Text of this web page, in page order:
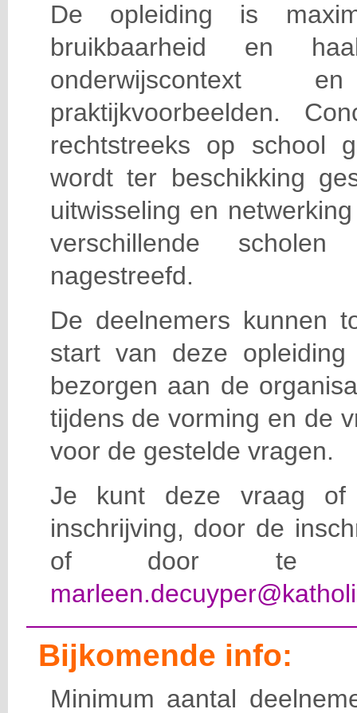
De opleiding is
bruikbaarheid en
praktijkvoorbeelden.
rechtstreeks op school
wordt ter beschikking
uitwisseling en
verschillende scholen
nagestreefd.
De deelnemers kunnen
start van deze
bezorgen aan de
tijdens de vorming en de
voor de gestelde vragen.
Je kunt deze vraag of
inschrijving, door de
of door te e-
Bijkomende info:
Minimum aantal